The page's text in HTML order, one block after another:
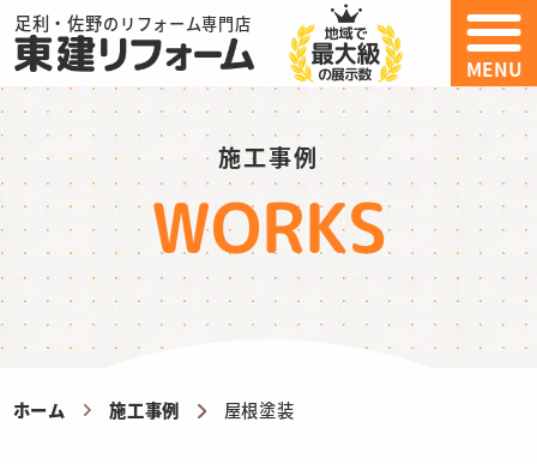
足利・佐野のリフォーム専門店
MENU
施工事例
WORKS
ホーム 施工事例 屋根塗装